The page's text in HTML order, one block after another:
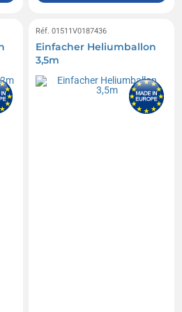
Réf. 01511V0187436
Einfacher Heliumballon
3,5m